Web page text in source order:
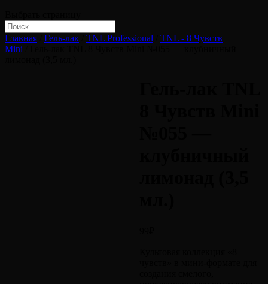
Главная Гель-лак TNL Professional
TNL - 8 Чувств
Mini